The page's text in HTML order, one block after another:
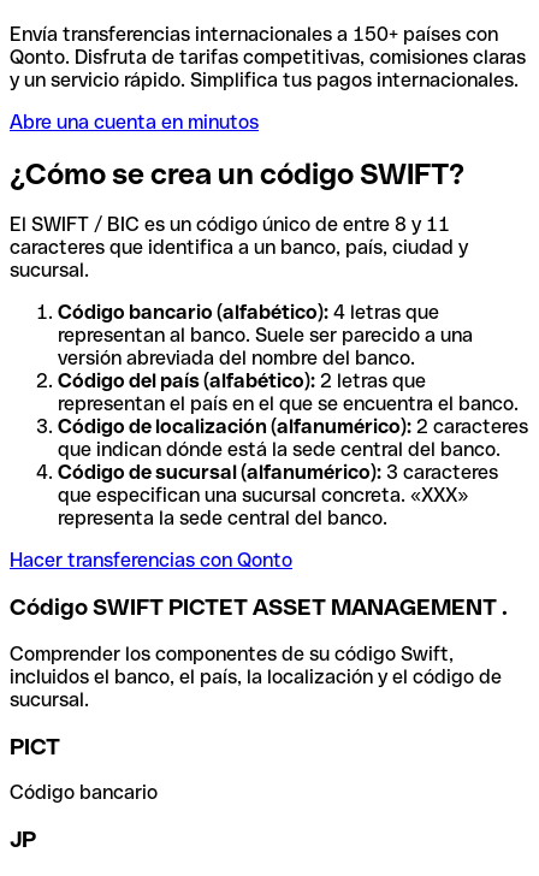
Envía transferencias internacionales a 150+ países con
Qonto. Disfruta de tarifas competitivas, comisiones claras
y un servicio rápido. Simplifica tus pagos internacionales.
Abre una cuenta en minutos
¿Cómo se crea un código SWIFT?
El SWIFT / BIC es un código único de entre 8 y 11
caracteres que identifica a un banco, país, ciudad y
sucursal.
Código bancario (alfabético): 4 letras que
representan al banco. Suele ser parecido a una
versión abreviada del nombre del banco.
Código del país (alfabético): 2 letras que
representan el país en el que se encuentra el banco.
Código de localización (alfanumérico): 2 caracteres
que indican dónde está la sede central del banco.
Código de sucursal (alfanumérico): 3 caracteres
que especifican una sucursal concreta. «XXX»
representa la sede central del banco.
Hacer transferencias con Qonto
Código SWIFT PICTET ASSET MANAGEMENT .
Comprender los componentes de su código Swift,
incluidos el banco, el país, la localización y el código de
sucursal.
PICT
Código bancario
JP